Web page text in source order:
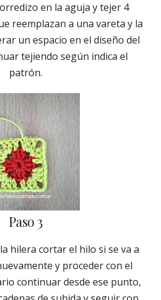
en la aguja y tejer 4
reemplazan a una vareta y la
un espacio en el diseño del
tejiendo según indica el
patrón.
Paso 3
hilera cortar el hilo si se va a
y proceder con el
continuar desde ese punto,